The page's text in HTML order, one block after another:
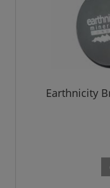
Earthnicity